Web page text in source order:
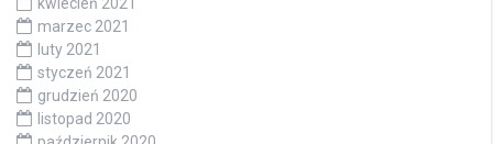
kwiecień 2021
marzec 2021
luty 2021
styczeń 2021
grudzień 2020
listopad 2020